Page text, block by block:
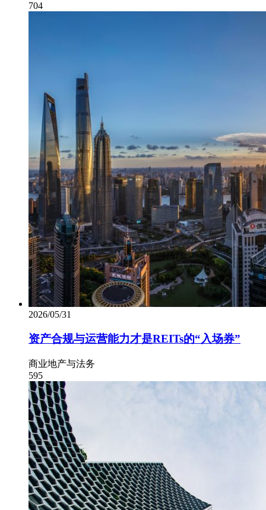
704
2026/05/31
资产合规与运营能力才是REITs的“入场券”
商业地产与法务
595